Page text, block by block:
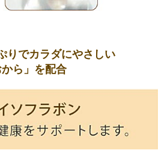
りでカラダにやさしい
から」を配合